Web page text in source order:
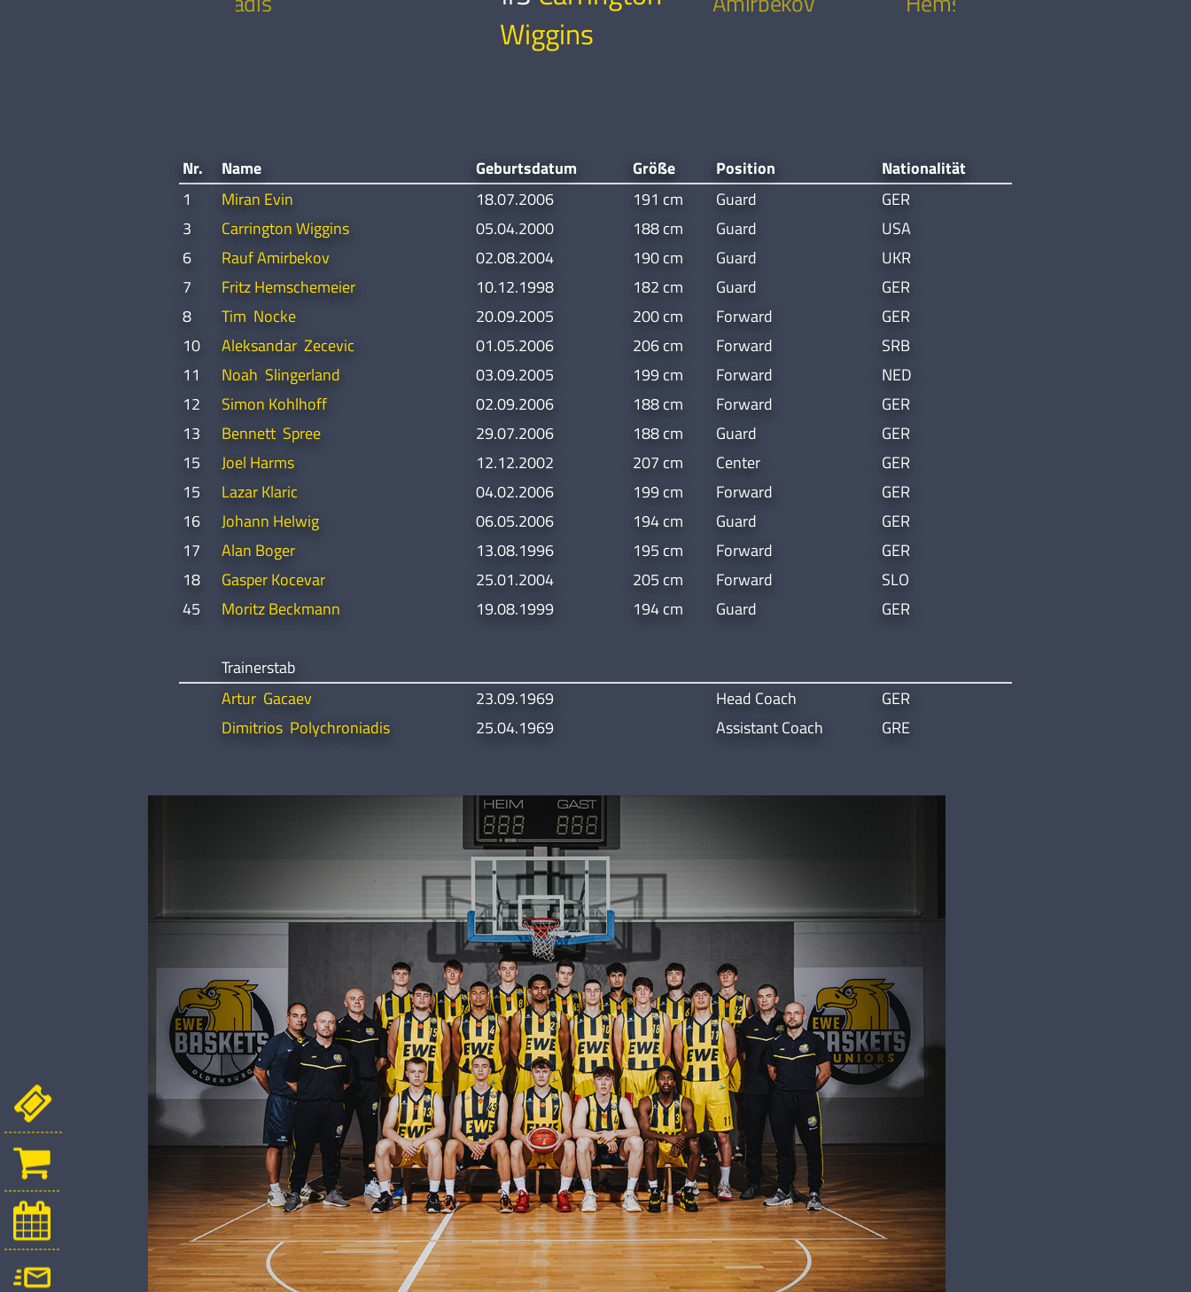
Wiggins
Nr. Name Geburtsdatum Größe Position
Nationalität
1
Miran Evin 18.07.2006 191 cm Guard
GER
3
Carrington Wiggins 05.04.2000 188 cm Guard
USA
6
Rauf Amirbekov 02.08.2004 190 cm Guard
UKR
7
Fritz Hemschemeier 10.12.1998 182 cm Guard
GER
8
Tim Nocke 20.09.2005 200 cm Forward
GER
10
Aleksandar Zecevic 01.05.2006 206 cm Forward
SRB
11
Noah Slingerland 03.09.2005 199 cm Forward
NED
12
Simon Kohlhoff 02.09.2006 188 cm Forward
GER
13
Bennett Spree 29.07.2006 188 cm Guard
GER
15
Joel Harms 12.12.2002 207 cm Center
GER
15
Lazar Klaric 04.02.2006 199 cm Forward
GER
16
Johann Helwig 06.05.2006 194 cm Guard
GER
17
Alan Boger 13.08.1996 195 cm Forward
GER
18
Gasper Kocevar 25.01.2004 205 cm Forward
SLO
45
Moritz Beckmann 19.08.1999 194 cm Guard GER
Trainerstab
Artur Gacaev
23.09.1969 Head Coach
GER
Dimitrios Polychroniadis
25.04.1969 Assistant Coach GRE